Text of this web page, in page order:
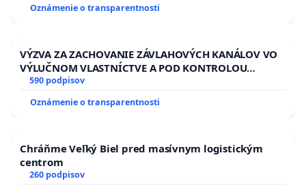
Oznámenie o transparentnosti
VÝZVA ZA ZACHOVANIE ZÁVLAHOVÝCH KANÁLOV VO
VÝLUČNOM VLASTNÍCTVE A POD KONTROLOU
SLOVENSKEJ REPUBLIKY & žiadosť na riešenie
zanedbaného stavu závlahových a odvodňovacích
kanálov na Slovensku
590 podpisov
Oznámenie o transparentnosti
Chráňme Veľký Biel pred masívnym logistickým
centrom
260 podpisov